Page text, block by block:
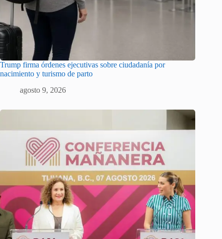
Trump firma órdenes ejecutivas sobre ciudadanía por
nacimiento y turismo de parto
agosto 9, 2026